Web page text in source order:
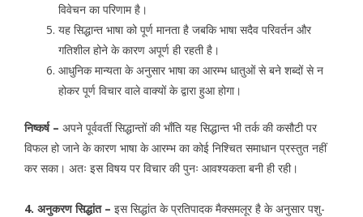
विवेचन का परिणाम है।
यह सिद्धान्त भाषा को पूर्ण मानता है जबकि भाषा सदैव परिवर्तन और
गतिशील होने के कारण अपूर्ण ही रहती है।
आधुनिक मान्यता के अनुसार भाषा का आरम्भ धातुओं से बने शब्दों से न
होकर पूर्ण विचार वाले वाक्यों के द्वारा हुआ होगा।
निष्कर्ष – अपने पूर्ववर्ती सिद्धान्तों की भाँति यह सिद्धान्त भी तर्क की कसौटी पर
विफल हो जाने के कारण भाषा के आरम्भ का कोई निश्चित समाधान प्रस्तुत नहीं
कर सका। अतः इस विषय पर विचार की पुनः आवश्यकता बनी ही रही।
4. अनुकरण सिद्धांत – इस सिद्धांत के प्रतिपादक मैक्समलूर है के अनुसार पशु-